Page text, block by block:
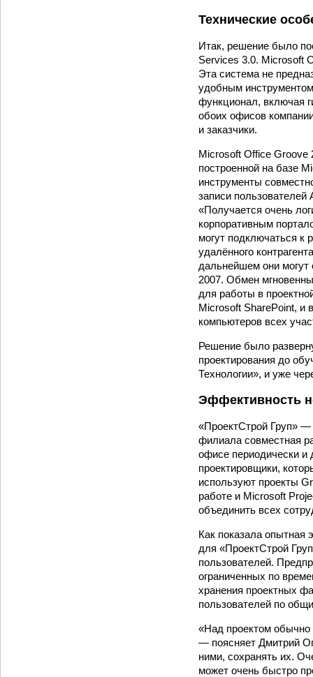
Технические
Итак, решение было
Services 3.0. Microsoft
Эта система не
удобным
функционал, включая
обоих офисов
и заказчики.
Microsoft Office Groove
построенной на базе
инструменты
записи
«Получается очень
корпоративным
могут подключаться
удалённого
дальнейшем они
2007. Обмен
для работы в
Microsoft SharePoint, и
компьютеров всех
Решение было
проектирования до
Технологии», и уже
Эффективность
«ПроектСтрой Груп» —
филиала совмест­ная
офисе периодически и
проектировщики,
используют проекты
работе и Microsoft
объединить всех
Как показала опытная
для «ПроектСтрой
пользователей.
ограниченных по
хранения проектных
пользователей по
«Над проектом обычно
— поясняет Дмитрий
ними, сохранять их.
может очень быст­ро